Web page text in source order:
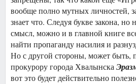
вообще полно мутных личностей,
знает что. Следуя букве закона, но
смысл, можно и в главной книге
найти пропаганду насилия и
Но с другой стороны, может быть,
прокурору города Хвалынска
вот это будет действительно